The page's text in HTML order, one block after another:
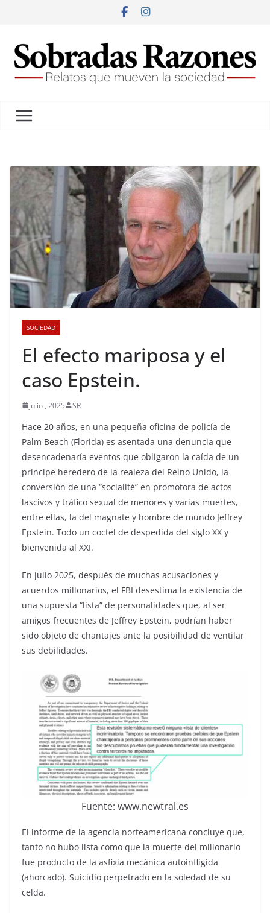
SOCIEDAD
El efecto mariposa y el
caso Epstein.
julio , 2025 SR
Hace 20 años, en una pequeña oficina de policía de
Palm Beach (Florida) es asentada una denuncia que
desencadenaría eventos que obligaron la caída de un
príncipe heredero de la realeza del Reino Unido, la
conversión de una “socialité” en promotora de actos
lascivos y tráfico sexual de menores y varias muertes,
entre ellas, la del magnate y hombre de mundo Jeffrey
Epstein. Todo un coctel de despedida del siglo XX y
bienvenida al XXI.
En julio 2025, después de muchas acusaciones y
acuerdos millonarios, el FBI desestima la existencia de
una supuesta “lista” de personalidades que, al ser
amigos frecuentes de Jeffrey Epstein, podrían haber
sido objeto de chantajes ante la posibilidad de ventilar
sus debilidades.
Fuente: www.newtral.es
El informe de la agencia norteamericana concluye que,
tanto no hubo lista como que la muerte del millonario
fue producto de la asfixia mecánica autoinfligida
(ahorcado). Suicidio perpetrado en la soledad de su
celda.